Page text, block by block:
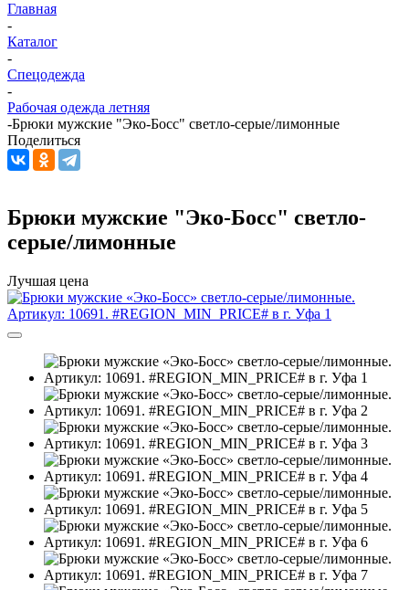
Главная
-
Каталог
-
Спецодежда
-
Рабочая одежда летняя
-Брюки мужские "Эко-Босс" светло-серые/лимонные
Поделиться
Брюки мужские "Эко-Босс" светло-
серые/лимонные
Лучшая цена